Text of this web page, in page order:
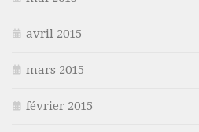
avril 2015
mars 2015
février 2015